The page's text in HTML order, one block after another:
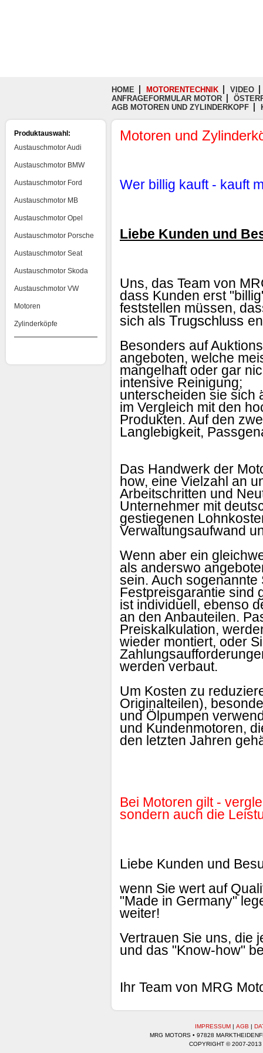
HOME MOTORENTECHNIK
VIDEO
ANFRAGEFORMULAR MOTOR
AGB MOTOREN UND ZYLINDERKOPF
Produktauswahl:
Austauschmotor Audi
Austauschmotor BMW
Austauschmotor Ford
Austauschmotor MB
Austauschmotor Opel
Austauschmotor Porsche
Austauschmotor Seat
Austauschmotor Skoda
Austauschmotor VW
Motoren
Zylinderköpfe
Motoren und
Wer billig kauft - kauft
Liebe Kunden und
Uns, das Team von
dass Kunden erst
feststellen müssen,
sich als Trugschluss
Besonders auf
angeboten, welche
mangelhaft oder gar
intensive Reinigung;
unterscheiden sie sich
im Vergleich mit den
Produkten. Auf den
Langlebigkeit,
Das Handwerk der
how, eine Vielzahl an
Arbeitschritten und
Unternehmer mit
gestiegenen
Verwaltungsaufwand
Wenn aber ein
als anderswo
sein. Auch sogenannte
Festpreisgarantie sind
ist individuell, ebenso
an den Anbauteilen.
Preiskalkulation,
wieder montiert, oder
werden verbaut.
Um Kosten zu
Originalteilen),
und Ölpumpen
und Kundenmotoren,
den letzten Jahren
Bei Motoren gilt -
sondern auch die
Liebe Kunden und
wenn Sie wert auf
"Made in Germany"
weiter!
Vertrauen Sie uns, die
und das "Know-how"
Ihr Team von MRG
IMPRESSUM | AGB |
MRG MOTORS • 97828
COPYRIGHT © 2007-2013